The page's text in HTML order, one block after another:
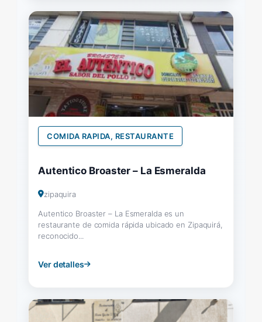
COMIDA RAPIDA, RESTAURANTE
Autentico Broaster – La Esmeralda
zipaquira
Autentico Broaster – La Esmeralda es un
restaurante de comida rápida ubicado en Zipaquirá,
reconocido...
Ver detalles